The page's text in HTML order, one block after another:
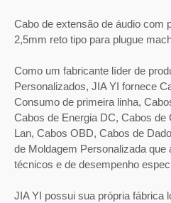
Cabo de extensão de áudio com
2,5mm reto tipo para plugue
Como um fabricante líder de
Personalizados, JIA YI fornece
Consumo de primeira linha,
Cabos de Energia DC, Cabos de
Lan, Cabos OBD, Cabos de
de Moldagem Personalizada que
técnicos e de desempenho
JIA YI possui sua própria fábrica